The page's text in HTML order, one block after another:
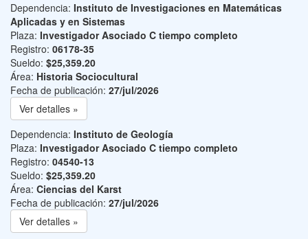
Dependencia: Instituto de Investigaciones en Matemáticas
Aplicadas y en Sistemas
Plaza: Investigador Asociado C tiempo completo
Registro: 06178-35
Sueldo: $25,359.20
Área: Historia Sociocultural
Fecha de publicación: 27/jul/2026
Ver detalles »
Dependencia: Instituto de Geología
Plaza: Investigador Asociado C tiempo completo
Registro: 04540-13
Sueldo: $25,359.20
Área: Ciencias del Karst
Fecha de publicación: 27/jul/2026
Ver detalles »